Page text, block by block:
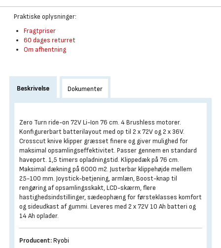
Praktiske oplysninger:
Fragtpriser
60 dages returret
Om afhentning
Beskrivelse Dokumenter
Zero Turn ride-on 72V Li-Ion 76 cm. 4 Brushless motorer.
Konfigurerbart batterilayout med op til 2 x 72V og 2 x 36V.
Crosscut knive klipper græsset finere og giver mulighed for
maksimal opsamlingseffektivitet. Passer gennem en standard
haveport. 1,5 timers opladningstid. Klippedæk på 76 cm.
Maksimal dækning på 6000 m2. Justerbar klippehøjde mellem
25-100 mm. Joystick-betjening, armlæn, Boost-knap til
rengøring af opsamlingsskakt, LCD-skærm, flere
hastighedsindstillinger, sædeophæng for førsteklasses komfort
og sideudkast af gummi. Leveres med 2 x 72V 10 Ah batteri og
14 Ah oplader.
Producent:Ryobi